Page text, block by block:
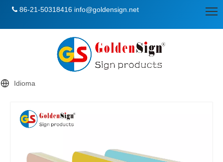
 86-21-50318416 info@goldensign.net
Idioma